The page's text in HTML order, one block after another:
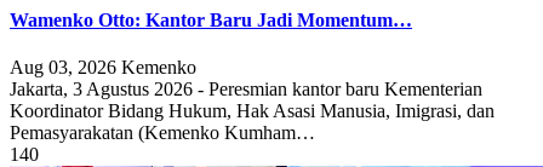
Wamenko Otto: Kantor Baru Jadi Momentum…
Aug 03, 2026 Kemenko
Jakarta, 3 Agustus 2026 - Peresmian kantor baru Kementerian
Koordinator Bidang Hukum, Hak Asasi Manusia, Imigrasi, dan
Pemasyarakatan (Kemenko Kumham…
140